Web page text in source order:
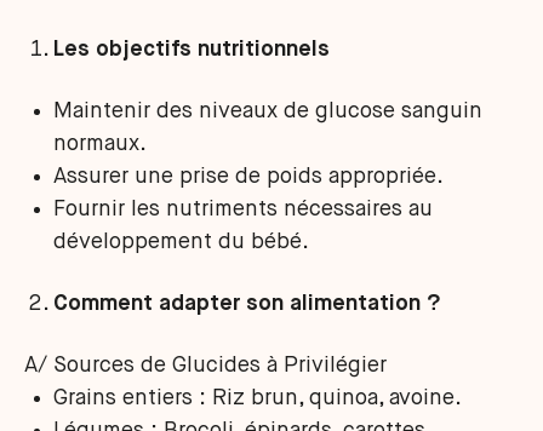
Les objectifs nutritionnels
Maintenir des niveaux de glucose sanguin
normaux.
Assurer une prise de poids appropriée.
Fournir les nutriments nécessaires au
développement du bébé.
Comment adapter son alimentation ?
A/ Sources de Glucides à Privilégier
Grains entiers : Riz brun, quinoa, avoine.